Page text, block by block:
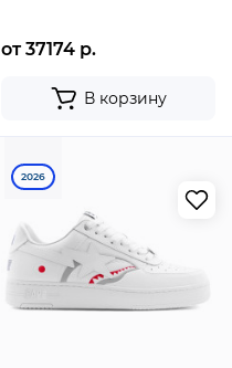
от 37174 р.
В корзину
2026